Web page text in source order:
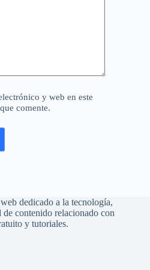
y web en este
comente.
dedicado a la tecnología,
de contenido relacionado con
y tutoriales.